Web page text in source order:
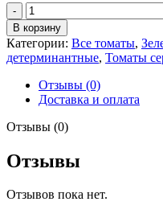
Количество
товара
Гном
Дерзкая
Мери,
Модная
Мери
(Dwarf
Saucy
В корзину
Категории: Все томаты,
детерминантные, Томаты
Отзывы (0)
Доставка и оплата
Отзывы (0)
Отзывы
Отзывов пока нет.